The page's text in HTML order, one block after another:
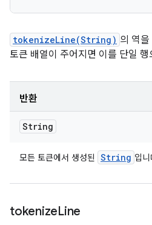
tokenizeLine(String) 의 역
토큰 배열이 주어지면 이를 단일
반환
String
모든 토큰에서 생성된 String 입
tokenizeLine